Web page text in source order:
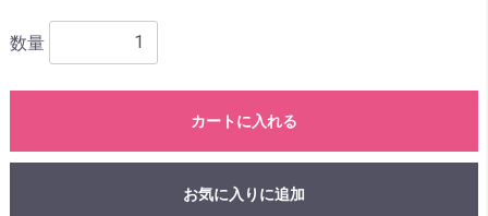
数量
カートに入れる
お気に入りに追加